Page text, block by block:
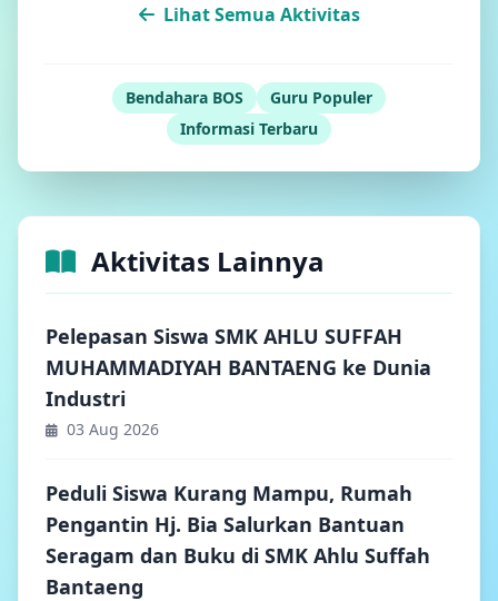
Lihat Semua Aktivitas
Bendahara BOS
Guru Populer
Informasi Terbaru
Aktivitas Lainnya
Pelepasan Siswa SMK AHLU SUFFAH
MUHAMMADIYAH BANTAENG ke Dunia
Industri
03 Aug 2026
Peduli Siswa Kurang Mampu, Rumah
Pengantin Hj. Bia Salurkan Bantuan
Seragam dan Buku di SMK Ahlu Suffah
Bantaeng